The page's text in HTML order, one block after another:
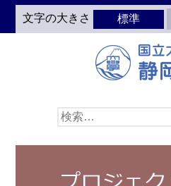
Skip
文字の大きさ 標準
検
索: